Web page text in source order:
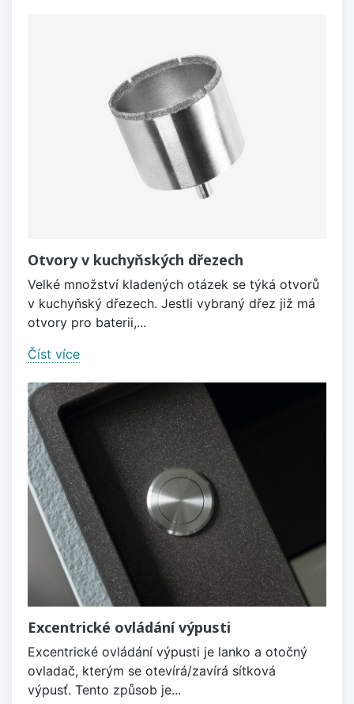
Otvory v kuchyňských dřezech
Velké množství kladených otázek se týká otvorů
v kuchyňský dřezech. Jestli vybraný dřez již má
otvory pro baterii,...
Číst více
Excentrické ovládání výpusti
Excentrické ovládání výpusti je lanko a otočný
ovladač, kterým se otevírá/zavírá sítková
výpusť. Tento způsob je...